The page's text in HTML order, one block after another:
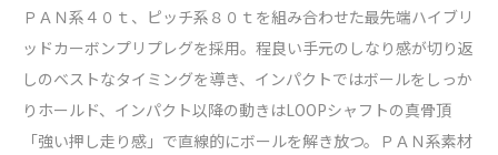
ＰＡＮ系４０ｔ、ピッチ系８０ｔを組み合わせた最先端ハイブリ
ッドカーボンプリプレグを採用。程良い手元のしなり感が切り返
しのベストなタイミングを導き、インパクトではボールをしっか
りホールド、インパクト以降の動きはLOOPシャフトの真骨頂
「強い押し走り感」で直線的にボールを解き放つ。ＰＡＮ系素材